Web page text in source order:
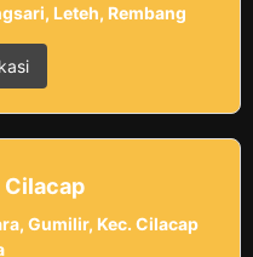
Leteh, Rembang
Cilacap
Gumilir, Kec. Cilacap